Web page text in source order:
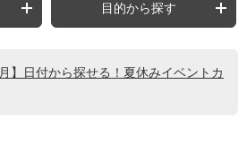
目的から探す
月】日付から探せる！夏休みイベントカ